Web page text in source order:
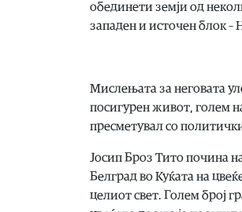
обединети земји од
западен и источен блок
Мислењата за неговата
посигурен живот, голем
пресметувал со
Јосип Броз Тито почина
Белград во Куќата на
целиот свет. Голем број